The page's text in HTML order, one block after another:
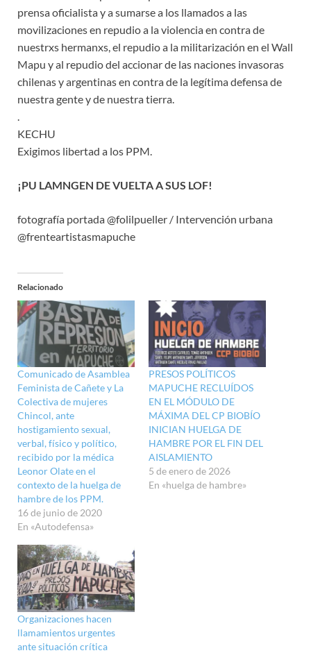
prensa oficialista y a sumarse a los llamados a las
movilizaciones en repudio a la violencia en contra de
nuestrxs hermanxs, el repudio a la militarización en el Wall
Mapu y al repudio del accionar de las naciones invasoras
chilenas y argentinas en contra de la legítima defensa de
nuestra gente y de nuestra tierra.
KECHU
Exigimos libertad a los PPM.
¡PU LAMNGEN DE VUELTA A SUS LOF!
fotografía portada @folilpueller / Intervención urbana
@frenteartistasmapuche
Relacionado
Comunicado de Asamblea
Feminista de Cañete y La
Colectiva de mujeres
Chincol, ante
hostigamiento sexual,
verbal, físico y político,
recibido por la médica
Leonor Olate en el
contexto de la huelga de
hambre de los PPM.
16 de junio de 2020
En «Autodefensa»
PRESOS POLÍTICOS
MAPUCHE RECLUÍDOS
EN EL MÓDULO DE
MÁXIMA DEL CP BIOBÍO
INICIAN HUELGA DE
HAMBRE POR EL FIN DEL
AISLAMIENTO
5 de enero de 2026
En «huelga de hambre»
Organizaciones hacen
llamamientos urgentes
ante situación crítica